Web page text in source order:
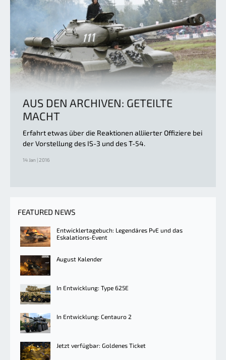
AUS DEN ARCHIVEN: GETEILTE
MACHT
Erfahrt etwas über die Reaktionen alliierter Offiziere bei
der Vorstellung des IS-3 und des T-54.
14 Jan | 2016
FEATURED NEWS
Entwicklertagebuch: Legendäres PvE und das
Eskalations-Event
August Kalender
In Entwicklung: Type 625E
In Entwicklung: Centauro 2
Jetzt verfügbar: Goldenes Ticket